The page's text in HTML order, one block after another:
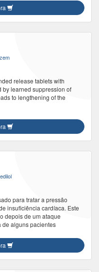
release tablets with
by learned suppression of
to lengthening of the
para tratar a pressão
insuficiência cardíaca. Este
depois de um ataque
de alguns pacientes